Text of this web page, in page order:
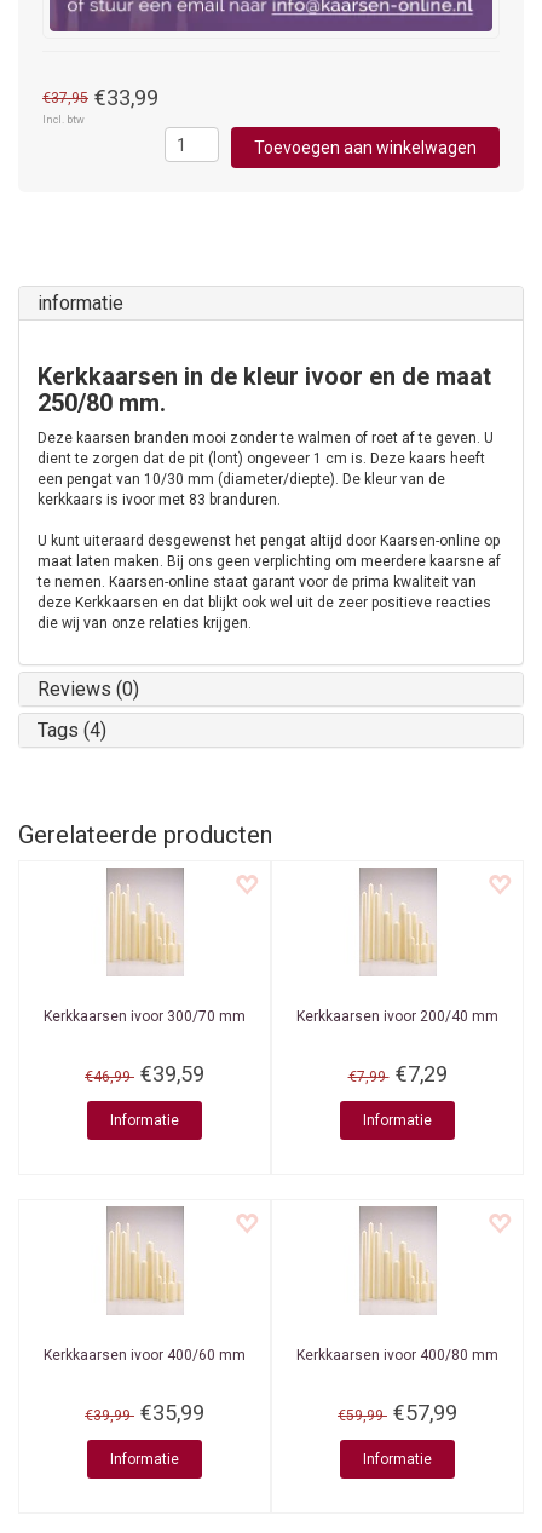
€37,95 €33,99
Incl. btw
Toevoegen aan winkelwagen
informatie
Kerkkaarsen in de kleur ivoor en de maat
250/80 mm.
Deze kaarsen branden mooi zonder te walmen of roet af te geven. U
dient te zorgen dat de pit (lont) ongeveer 1 cm is. Deze kaars heeft
een pengat van 10/30 mm (diameter/diepte). De kleur van de
kerkkaars is ivoor met 83 branduren.
U kunt uiteraard desgewenst het pengat altijd door Kaarsen-online op
maat laten maken. Bij ons geen verplichting om meerdere kaarsne af
te nemen. Kaarsen-online staat garant voor de prima kwaliteit van
deze Kerkkaarsen en dat blijkt ook wel uit de zeer positieve reacties
die wij van onze relaties krijgen.
Reviews (0)
Tags (4)
Gerelateerde producten
Kerkkaarsen ivoor 300/70 mm
€46,99 €39,59
Informatie
Kerkkaarsen ivoor 200/40 mm
€7,99 €7,29
Informatie
Kerkkaarsen ivoor 400/60 mm
€39,99 €35,99
Informatie
Kerkkaarsen ivoor 400/80 mm
€59,99 €57,99
Informatie